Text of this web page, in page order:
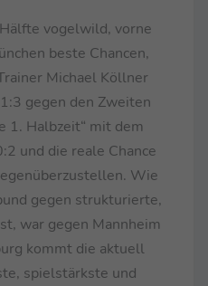
vogelwild, vorne
beste Chancen,
Michael Köllner
gegen den Zweiten
1. Halbzeit“ mit dem
und die reale Chance
Wie
gegen strukturierte,
war gegen Mannheim
kommt die aktuell
spielstärkste und